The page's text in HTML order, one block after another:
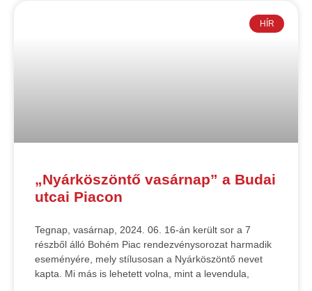
HÍR
„Nyárköszöntő vasárnap” a Budai
utcai Piacon
Tegnap, vasárnap, 2024. 06. 16-án került sor a 7
részből álló Bohém Piac rendezvénysorozat harmadik
eseményére, mely stílusosan a Nyárköszöntő nevet
kapta. Mi más is lehetett volna, mint a levendula,